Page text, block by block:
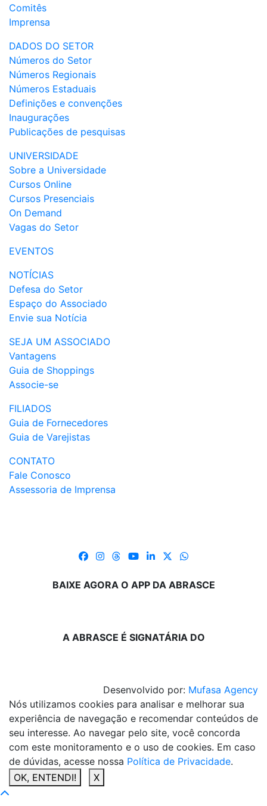
Comitês
Imprensa
DADOS DO SETOR
Números do Setor
Números Regionais
Números Estaduais
Definições e convenções
Inaugurações
Publicações de pesquisas
UNIVERSIDADE
Sobre a Universidade
Cursos Online
Cursos Presenciais
On Demand
Vagas do Setor
EVENTOS
NOTÍCIAS
Defesa do Setor
Espaço do Associado
Envie sua Notícia
SEJA UM ASSOCIADO
Vantagens
Guia de Shoppings
Associe-se
FILIADOS
Guia de Fornecedores
Guia de Varejistas
CONTATO
Fale Conosco
Assessoria de Imprensa
BAIXE AGORA O APP DA ABRASCE
A ABRASCE É SIGNATÁRIA DO
Desenvolvido por: Mufasa Agency
Nós utilizamos cookies para analisar e melhorar sua
experiência de navegação e recomendar conteúdos de
seu interesse. Ao navegar pelo site, você concorda
com este monitoramento e o uso de cookies. Em caso
de dúvidas, acesse nossa Política de Privacidade.
OK, ENTENDI!
X